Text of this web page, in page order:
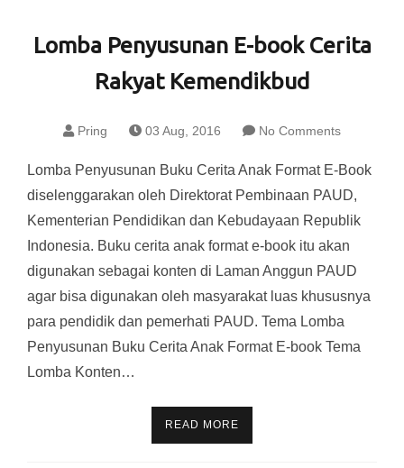
Lomba Penyusunan E-book Cerita
Rakyat Kemendikbud
Pring 03 Aug, 2016 No Comments
Lomba Penyusunan Buku Cerita Anak Format E-Book
diselenggarakan oleh Direktorat Pembinaan PAUD,
Kementerian Pendidikan dan Kebudayaan Republik
Indonesia. Buku cerita anak format e-book itu akan
digunakan sebagai konten di Laman Anggun PAUD
agar bisa digunakan oleh masyarakat luas khususnya
para pendidik dan pemerhati PAUD. Tema Lomba
Penyusunan Buku Cerita Anak Format E-book Tema
Lomba Konten…
READ MORE